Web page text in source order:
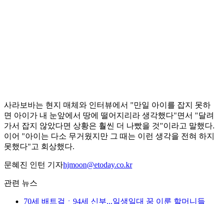
사라보바는 현지 매체와 인터뷰에서 "만일 아이를 잡지 못하
면 아이가 내 눈앞에서 땅에 떨어지리라 생각했다"면서 "달려
가서 잡지 않았다면 상황은 훨씬 더 나빴을 것"이라고 말했다.
이어 "아이는 다소 무거웠지만 그 때는 이런 생각을 전혀 하지
못했다"고 회상했다.
문혜진 인턴 기자hjmoon@etoday.co.kr
관련 뉴스
70세 배트걸ㆍ94세 신부...일생일대 꿈 이룬 할머니들